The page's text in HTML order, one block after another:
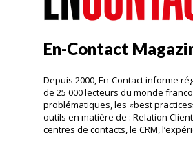
En-Contact
Depuis 2000, En-Contact informe
de 25 000 lecteurs du monde
problématiques, les «best
outils en matière de : Relation
centres de contacts, le CRM,